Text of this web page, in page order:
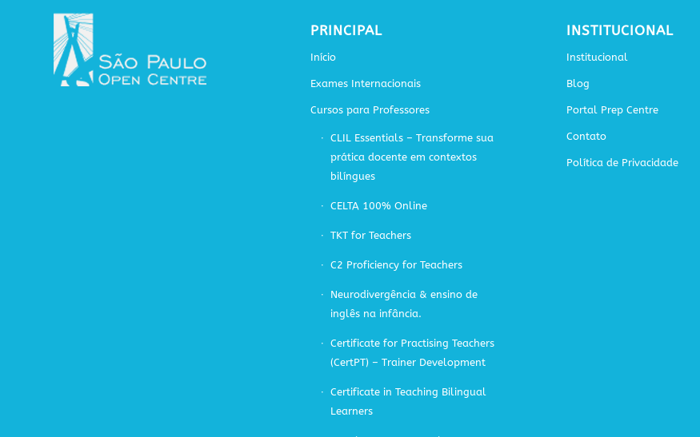
PRINCIPAL
Início
Exames Internacionais
Cursos para Professores
CLIL Essentials – Transforme sua
prática docente em contextos
bilíngues
CELTA 100% Online
TKT for Teachers
C2 Proficiency for Teachers
Neurodivergência & ensino de
inglês na infância.
Certificate for Practising Teachers
(CertPT) – Trainer Development
Certificate in Teaching Bilingual
Learners
INSTITUCIONAL
Institucional
Blog
Portal Prep Centre
Contato
Política de Privacidade